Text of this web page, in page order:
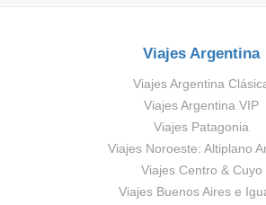
Viajes Argentina
Viajes Argentina
Viajes Argentina VIP
Viajes Patagonia
Viajes Noroeste: Altiplano
Viajes Centro & Cuyo
Viajes Buenos Aires e